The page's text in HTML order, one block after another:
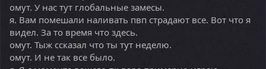
омут. У нас тут глобальные замесы.
я. Вам помешали наливать пвп страдают все. Вот что я
видел. За то время что здесь.
омут. Тыж ссказал что ты тут неделю.
омут. И не так все было.